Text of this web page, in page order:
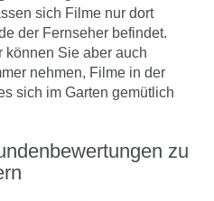
sich Filme nur dort
der Fernseher befindet.
können Sie aber auch
nehmen, Filme in der
sich im Garten gemütlich
zu